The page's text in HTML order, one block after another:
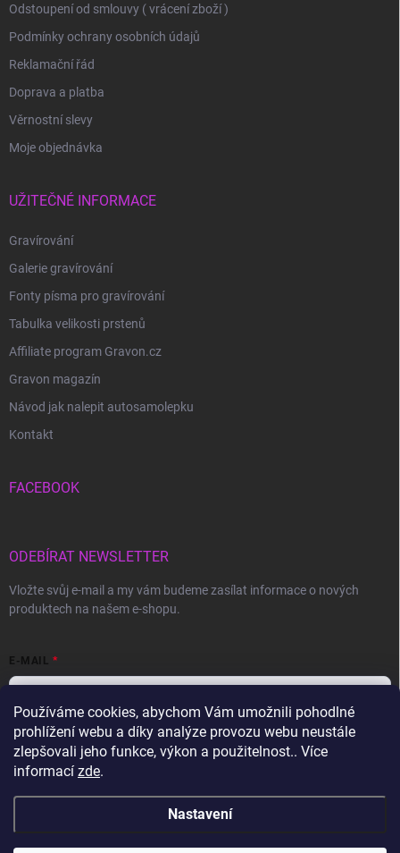
Používáme cookies, abychom Vám umožnili pohodlné
prohlížení webu a díky analýze provozu webu neustále
zlepšovali jeho funkce, výkon a použitelnost.. Více
informací zde.
Nastavení
Odstoupení od smlouvy ( vrácení zboží )
Podmínky ochrany osobních údajů
Reklamační řád
Doprava a platba
Věrnostní slevy
Moje objednávka
UŽITEČNÉ INFORMACE
Gravírování
Galerie gravírování
Fonty písma pro gravírování
Tabulka velikosti prstenů
Affiliate program Gravon.cz
Gravon magazín
Návod jak nalepit autosamolepku
Kontakt
FACEBOOK
ODEBÍRAT NEWSLETTER
Vložte svůj e-mail a my vám budeme zasílat informace o nových
produktech na našem e-shopu.
E-MAIL
Vložením e-mailu souhlasíte spodmínkami ochrany osobních údajů
Přihlásit se